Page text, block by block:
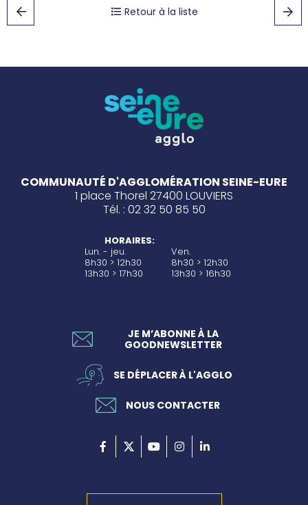
Retour à la liste
COMMUNAUTÉ D'AGGLOMÉRATION SEINE-EURE
1 place Thorel 27400 LOUVIERS
Tél. : 02 32 50 85 50
HORAIRES:
Lun. - jeu.
8h30 > 12h30
13h30 > 17h30
Ven.
8h30 > 12h30
13h30 > 16h30
JE M’ABONNE À LA
GOODNEWSLETTER
SE DÉPLACER À L'AGGLO
NOUS CONTACTER